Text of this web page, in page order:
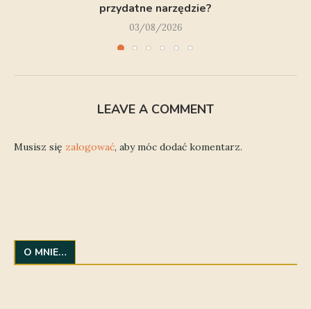
przydatne narzędzie?
03/08/2026
LEAVE A COMMENT
Musisz się zalogować, aby móc dodać komentarz.
O MNIE…